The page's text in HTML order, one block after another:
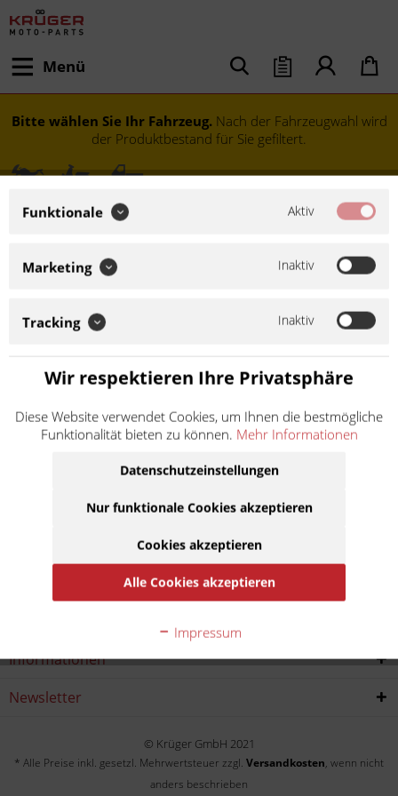
Menü
Bitte wählen Sie Ihr Fahrzeug. Nach der Fahrzeugwahl wird
der Produktbestand für Sie gefiltert.
CB 650 R ABS Neo Sports Cafe RH08
Informationen
Newsletter
© Krüger GmbH 2021
* Alle Preise inkl. gesetzl. Mehrwertsteuer zzgl. Versandkosten, wenn nicht
anders beschrieben
Funktionale Aktiv
Marketing Inaktiv
Tracking Inaktiv
Wir respektieren Ihre Privatsphäre
Diese Website verwendet Cookies, um Ihnen die bestmögliche
Funktionalität bieten zu können. Mehr Informationen
Datenschutzeinstellungen
Nur funktionale Cookies akzeptieren
Cookies akzeptieren
Alle Cookies akzeptieren
Impressum